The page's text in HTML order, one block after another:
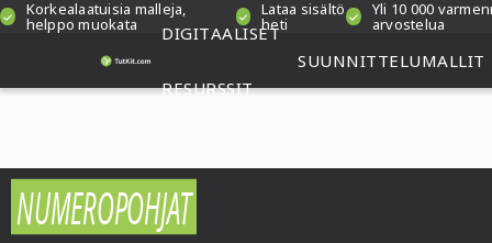
Korkealaatuisia malleja,
helppo muokata
Lataa sisältö
heti
Yli 10 000
arvostelua
DIGITAALISET
RESURSSIT
SUUNNITTELUMALLIT
NUMEROPOHJAT